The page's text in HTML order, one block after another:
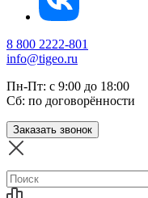
8 800 2222-801
info@tigeo.ru
Пн-Пт: с 9:00 до 18:00
Сб: по договорённости
Заказать звонок